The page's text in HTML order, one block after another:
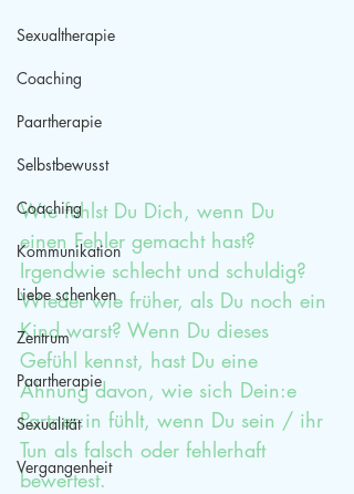
Sexualtherapie
Coaching
Paartherapie
Selbstbewusst
Coaching
Kommunikation
Liebe schenken
Zentrum
Paartherapie
Sexualität
Vergangenheit
Wie fühlst Du Dich, wenn Du
einen Fehler gemacht hast?
Irgendwie schlecht und schuldig?
Wieder wie früher, als Du noch ein
Kind warst? Wenn Du dieses
Gefühl kennst, hast Du eine
Ahnung davon, wie sich Dein:e
Partner:in fühlt, wenn Du sein / ihr
Tun als falsch oder fehlerhaft
bewertest.